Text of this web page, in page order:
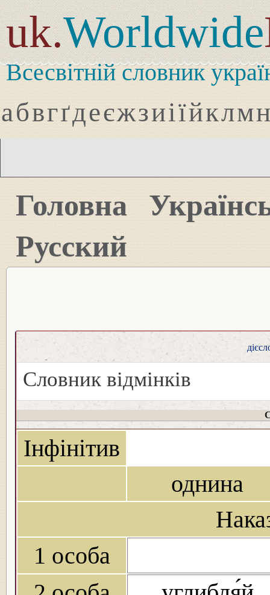
uk.Worldwide
Всесвітній словник
абвгґдеєжзиіїйклмн
Головна
Русский
Словник відмінків
Інфінітив
однина
1 особа